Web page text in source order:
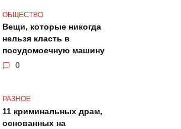
ОБЩЕСТВО
Вещи, которые никогда
нельзя класть в
посудомоечную машину
0
РАЗНОЕ
11 криминальных драм,
основанных на